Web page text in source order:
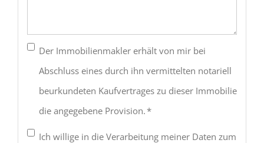
Der Immobilienmakler erhält von mir bei
Abschluss eines durch ihn vermittelten notariell
beurkundeten Kaufvertrages zu dieser Immobilie
die angegebene Provision. *
Ich willige in die Verarbeitung meiner Daten zum